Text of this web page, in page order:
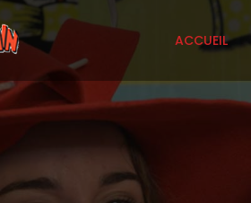
ACCUEIL